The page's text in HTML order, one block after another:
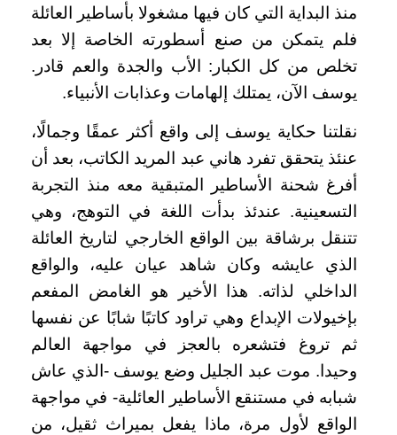
منذ البداية التي كان فيها مشغولا بأساطير العائلة
فلم يتمكن من صنع أسطورته الخاصة إلا بعد
تخلص من كل الكبار: الأب والجدة والعم قادر.
يوسف الآن، يمتلك إلهامات وعذابات الأنبياء.
نقلتنا حكاية يوسف إلى واقع أكثر عمقًا وجمالًا،
عنئذ يتحقق تفرد هاني عبد المريد الكاتب، بعد أن
أفرغ شحنة الأساطير المتبقية معه منذ التجربة
التسعينية. عندئذ بدأت اللغة في التوهج، وهي
تتنقل برشاقة بين الواقع الخارجي لتاريخ العائلة
الذي عايشه وكان شاهد عيان عليه، والواقع
الداخلي لذاته. هذا الأخير هو الغامض المفعم
بإخيولات الإبداع وهي تراود كاتبًا شابًا عن نفسها
ثم تروغ فتشعره بالعجز في مواجهة العالم
وحيدا. موت عبد الجليل وضع يوسف -الذي عاش
شبابه في مستنقع الأساطير العائلية- في مواجهة
الواقع لأول مرة، ماذا يفعل بميراث ثقيل، من